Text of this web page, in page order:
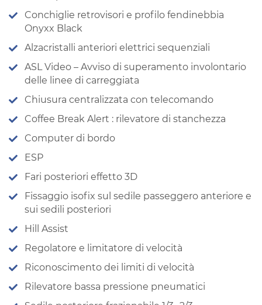
Conchiglie retrovisori e profilo fendinebbia
Onyxx Black
Alzacristalli anteriori elettrici sequenziali
ASL Video – Avviso di superamento involontario
delle linee di carreggiata
Chiusura centralizzata con telecomando
Coffee Break Alert : rilevatore di stanchezza
Computer di bordo
ESP
Fari posteriori effetto 3D
Fissaggio isofix sul sedile passeggero anteriore e
sui sedili posteriori
Hill Assist
Regolatore e limitatore di velocità
Riconoscimento dei limiti di velocità
Rilevatore bassa pressione pneumatici